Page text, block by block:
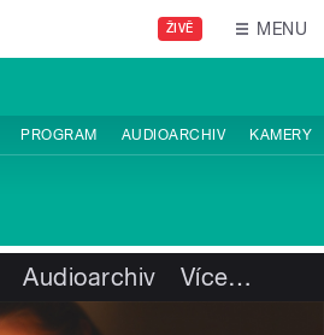
ŽIVĚ MENU
PROGRAM AUDIOARCHIV KAMERY
Audioarchiv Více…